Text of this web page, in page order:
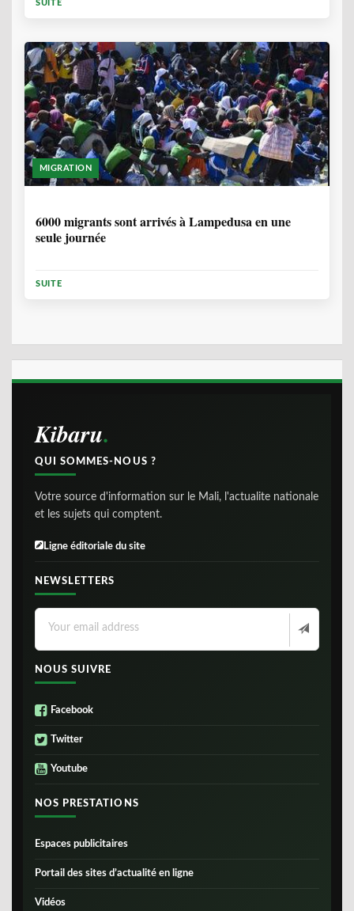
SUITE
MIGRATION
6000 migrants sont arrivés à Lampedusa en une
seule journée
SUITE
Kibaru
QUI SOMMES-NOUS ?
Votre source d'information sur le Mali, l'actualite nationale
et les sujets qui comptent.
Ligne éditoriale du site
NEWSLETTERS
NOUS SUIVRE
Facebook
Twitter
Youtube
NOS PRESTATIONS
Espaces publicitaires
Portail des sites d’actualité en ligne
Vidéos